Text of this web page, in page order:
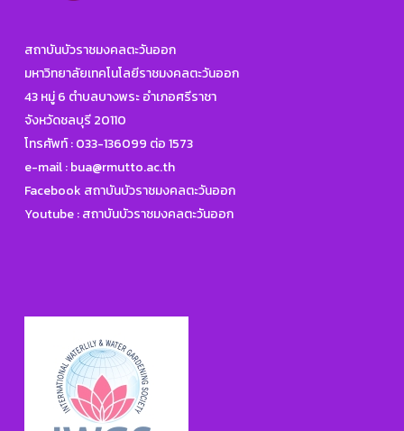
สถาบันบัวราชมงคลตะวันออก
มหาวิทยาลัยเทคโนโลยีราชมงคลตะวันออก
43 หมู่ 6 ตำบลบางพระ อำเภอศรีราชา
จังหวัดชลบุรี 20110
โทรศัพท์ :033-136099 ต่อ 1573
e-mail :bua@rmutto.ac.th
Facebook สถาบันบัวราชมงคลตะวันออก
Youtube : สถาบันบัวราชมงคลตะวันออก